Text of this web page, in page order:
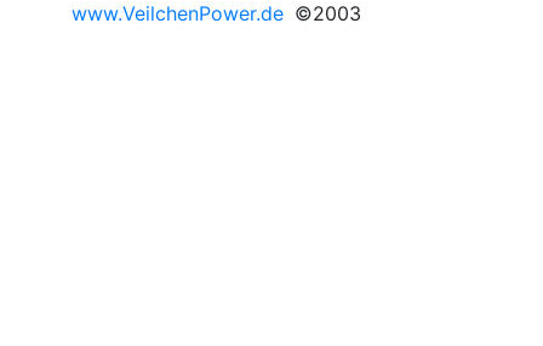
www.VeilchenPower.de ©2003